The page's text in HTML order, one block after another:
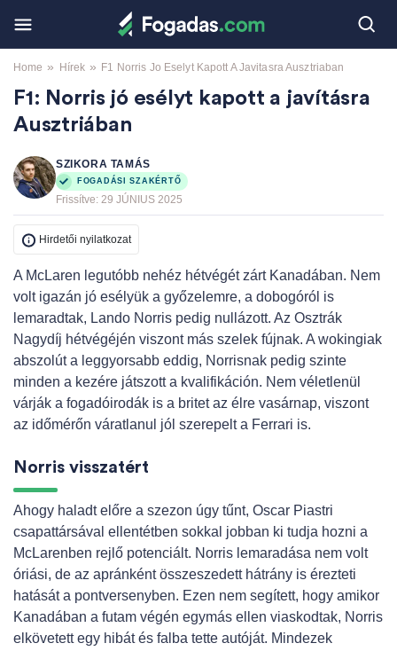
Home » Hírek » F1 Norris Jo Eselyt Kapott A Javitasra Ausztriaban
F1: Norris jó esélyt kapott a javításra
Ausztriában
SZIKORA TAMÁS
FOGADÁSI SZAKÉRTŐ
Frissítve: 29 JÚNIUS 2025
Hirdetői nyilatkozat
A McLaren legutóbb nehéz hétvégét zárt Kanadában. Nem
volt igazán jó esélyük a győzelemre, a dobogóról is
lemaradtak, Lando Norris pedig nullázott. Az Osztrák
Nagydíj hétvégéjén viszont más szelek fújnak. A wokingiak
abszolút a leggyorsabb eddig, Norrisnak pedig szinte
minden a kezére játszott a kvalifikáción. Nem véletlenül
várják a fogadóirodák is a britet az élre vasárnap, viszont
az időmérőn váratlanul jól szerepelt a Ferrari is.
Norris visszatért
Ahogy haladt előre a szezon úgy tűnt, Oscar Piastri
csapattársával ellentétben sokkal jobban ki tudja hozni a
McLarenben rejlő potenciált. Norris lemaradása nem volt
óriási, de az apránként összeszedett hátrány is érezteti
hatását a pontversenyben. Ezen nem segített, hogy amikor
Kanadában a futam végén egymás ellen viaskodtak, Norris
elkövetett egy hibát és falba tette autóját. Mindezek